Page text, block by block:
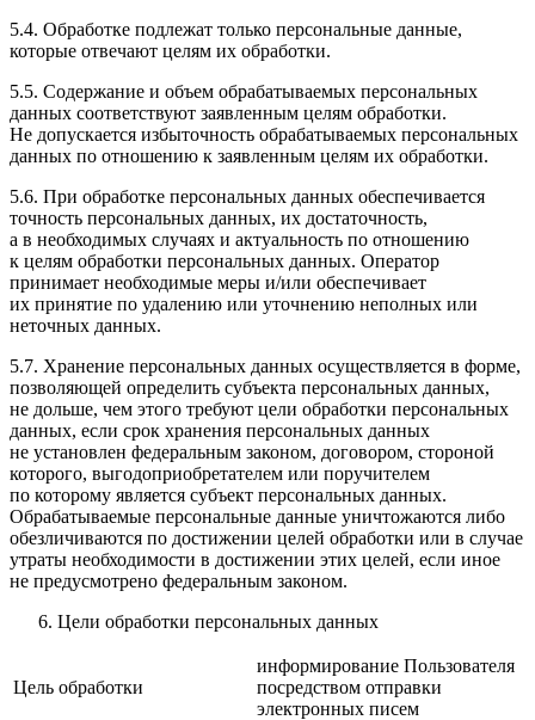
5.4. Обработке подлежат только персональные данные,
которые отвечают целям их обработки.
5.5. Содержание и объем обрабатываемых персональных
данных соответствуют заявленным целям обработки.
Не допускается избыточность обрабатываемых персональных
данных по отношению к заявленным целям их обработки.
5.6. При обработке персональных данных обеспечивается
точность персональных данных, их достаточность,
а в необходимых случаях и актуальность по отношению
к целям обработки персональных данных. Оператор
принимает необходимые меры и/или обеспечивает
их принятие по удалению или уточнению неполных или
неточных данных.
5.7. Хранение персональных данных осуществляется в форме,
позволяющей определить субъекта персональных данных,
не дольше, чем этого требуют цели обработки персональных
данных, если срок хранения персональных данных
не установлен федеральным законом, договором, стороной
которого, выгодоприобретателем или поручителем
по которому является субъект персональных данных.
Обрабатываемые персональные данные уничтожаются либо
обезличиваются по достижении целей обработки или в случае
утраты необходимости в достижении этих целей, если иное
не предусмотрено федеральным законом.
Цели обработки персональных данных
Цель обработки
информирование Пользователя
посредством отправки
электронных писем